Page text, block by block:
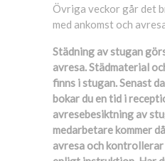
Övriga veckor går det
med ankomst och
Städning av stugan
avresa. Städmaterial
finns i stugan. Senast
bokar du en tid i
avresebesiktning av
medarbetare kommer
avresa och